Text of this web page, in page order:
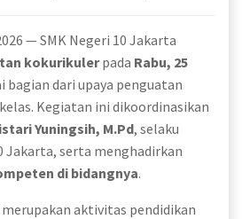
— SMK Negeri 10 Jakarta
kokurikulerpada Rabu, 25
bagian dari upaya penguatan
Kegiatan ini dikoordinasikan
Yuningsih, M.Pd, selaku
Jakarta, serta menghadirkan
di bidangnya.
aktivitas pendidikan